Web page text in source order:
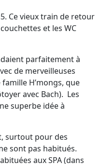
Ce vieux train de retour
et les WC
parfaitement à
de merveilleuses
H’mongs, que
avec Bach). Les
superbe idée à
surtout pour des
sont pas habitués.
aux SPA (dans